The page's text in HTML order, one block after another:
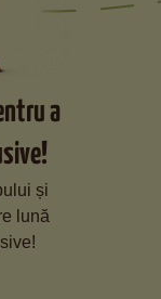
a
și
lună